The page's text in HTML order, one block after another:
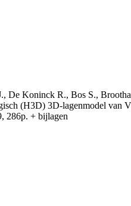
De Koninck R., Bos S.,
(H3D) 3D-lagenmodel van
286p. + bijlagen